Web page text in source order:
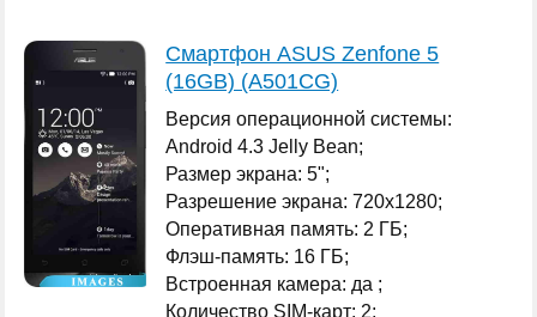
Смартфон ASUS Zenfone 5
(16GB) (A501CG)
Версия операционной системы:
Android 4.3 Jelly Bean;
Размер экрана: 5";
Разрешение экрана: 720x1280;
Оперативная память: 2 ГБ;
Флэш-память: 16 ГБ;
Встроенная камера: да ;
Количество SIM-карт: 2;